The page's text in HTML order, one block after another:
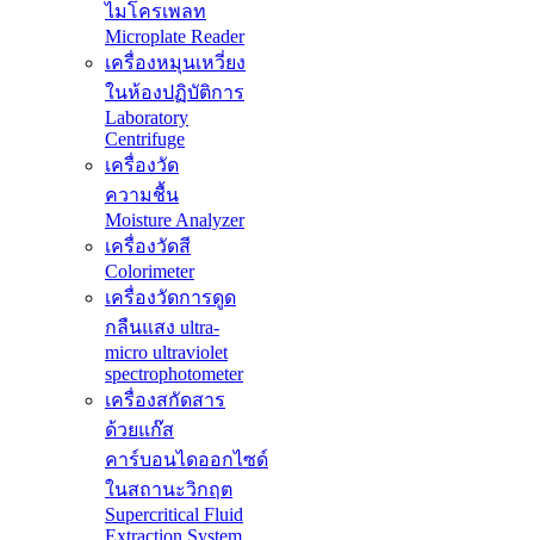
ไมโครเพลท
Microplate Reader
เครื่องหมุนเหวี่ยง
ในห้องปฏิบัติการ
Laboratory
Centrifuge
เครื่องวัด
ความชื้น
Moisture Analyzer
เครื่องวัดสี
Colorimeter
เครื่องวัดการดูด
กลืนแสง ultra-
micro ultraviolet
spectrophotometer
เครื่องสกัดสาร
ด้วยแก๊ส
คาร์บอนไดออกไซด์
ในสถานะวิกฤต
Supercritical Fluid